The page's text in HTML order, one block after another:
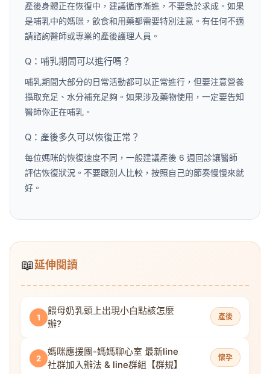
產後身體正在恢復中，建議循序漸進，不要急於求成。如果
是哺乳中的媽咪，飲食和用藥都需要特別注意。有任何不適
請諮詢醫師或專業的產後護理人員。
Q：哺乳期間可以進行嗎？
哺乳期間大部分的日常活動都可以正常進行，但要注意營養
攝取充足、水分補充足夠。如果涉及藥物使用，一定要告知
醫師你正在哺乳。
Q：產後多久可以恢復正常？
每位媽咪的恢復速度不同，一般建議產後 6 週回診讓醫師
評估恢復狀況。不要跟別人比較，按照自己的節奏慢慢來就
好。
📖延伸閱讀
1
餵母奶乳頭上出現小白點該怎麼
辦?
產後
2
媽咪應援團-媽媽聊心室 最新line
社群加入辦法 & line群組【群規】
懷孕